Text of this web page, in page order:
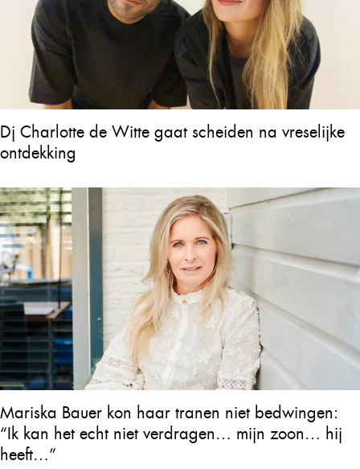
Dj Charlotte de Witte gaat scheiden na vreselijke
ontdekking
Mariska Bauer kon haar tranen niet bedwingen:
“Ik kan het echt niet verdragen… mijn zoon… hij
heeft…”